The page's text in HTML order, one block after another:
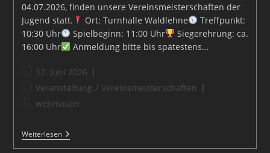
04.07.2026, finden unsere Vereinsmeisterschaften der
Jugend statt.
Ort: Turnhalle Waldlehne
Treffpunkt:
10:30 Uhr
Spielbeginn: 11:00 Uhr
Siegerehrung: ca.
16:00 Uhr
Anmeldung bitte bis spätestens…
Beitrag
veröffentlicht:
12. Juni 2026
Beitrags-
Kategorie:
Veranstaltung / Vereinsmeisterschaften
Beitrags-
webmaster
WeiterlesenVereinsmeisterschaften
Jugend